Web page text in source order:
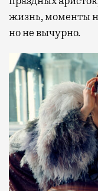
жизнь, моменты
но не вычурно.